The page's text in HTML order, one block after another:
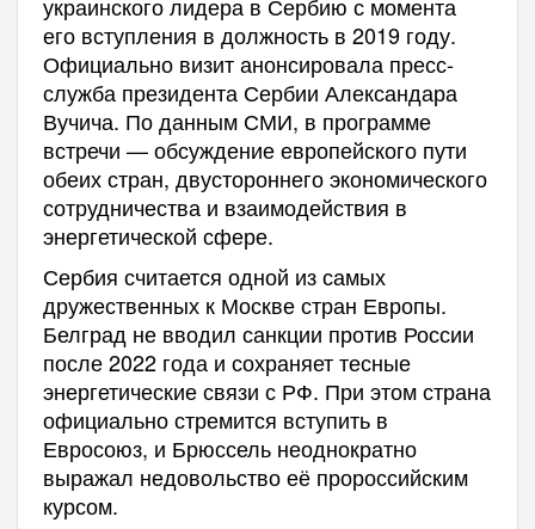
его вступления в должность в 2019 году.
Официально визит анонсировала пресс-
служба президента Сербии Александара
Вучича. По данным СМИ, в программе
встречи — обсуждение европейского пути
обеих стран, двустороннего экономического
сотрудничества и взаимодействия в
энергетической сфере.
Сербия считается одной из самых
дружественных к Москве стран Европы.
Белград не вводил санкции против России
после 2022 года и сохраняет тесные
энергетические связи с РФ. При этом страна
официально стремится вступить в
Евросоюз, и Брюссель неоднократно
выражал недовольство её пророссийским
курсом.